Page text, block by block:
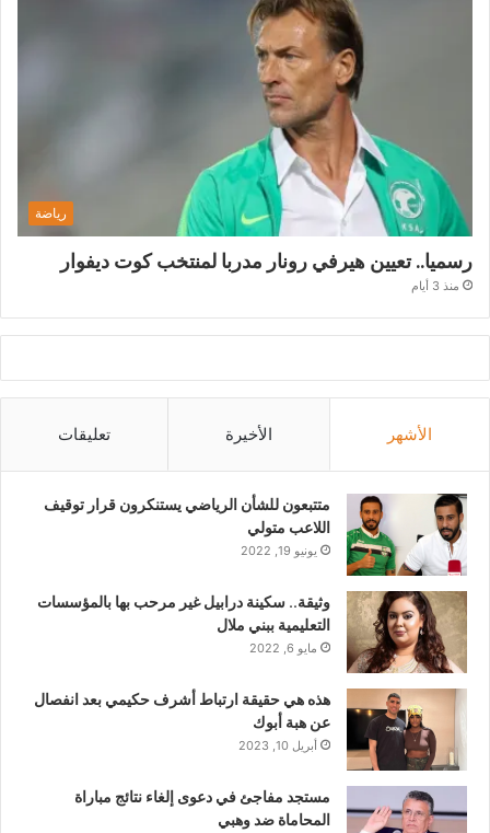
رياضة
رسميا.. تعيين هيرفي رونار مدربا لمنتخب كوت ديفوار
منذ 3 أيام
الأشهر الأخيرة تعليقات
متتبعون للشأن الرياضي يستنكرون قرار توقيف
اللاعب متولي
يونيو 19, 2022
وثيقة.. سكينة درابيل غير مرحب بها بالمؤسسات
التعليمية ببني ملال
مايو 6, 2022
هذه هي حقيقة ارتباط أشرف حكيمي بعد انفصال
عن هبة أبوك
أبريل 10, 2023
مستجد مفاجئ في دعوى إلغاء نتائج مباراة
المحاماة ضد وهبي